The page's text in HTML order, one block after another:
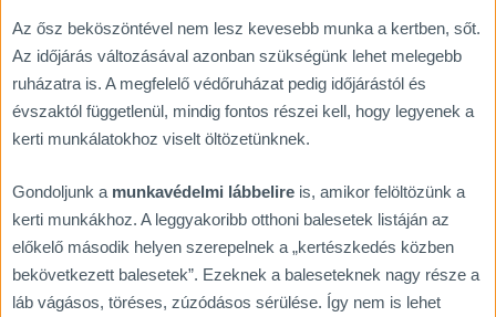
Az ősz beköszöntével nem lesz kevesebb munka a kertben, sőt.
Az időjárás változásával azonban szükségünk lehet melegebb
ruházatra is. A megfelelő védőruházat pedig időjárástól és
évszaktól függetlenül, mindig fontos részei kell, hogy legyenek a
kerti munkálatokhoz viselt öltözetünknek.
Gondoljunk a munkavédelmi lábbelire is, amikor felöltözünk a
kerti munkákhoz. A leggyakoribb otthoni balesetek listáján az
előkelő második helyen szerepelnek a „kertészkedés közben
bekövetkezett balesetek”. Ezeknek a baleseteknek nagy része a
láb vágásos, töréses, zúzódásos sérülése. Így nem is lehet